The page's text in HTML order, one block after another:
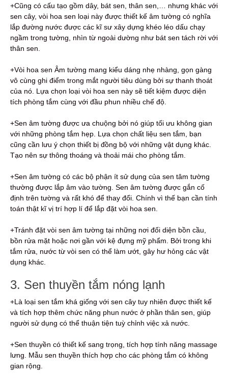
+Cũng có cấu tạo gồm dây, bát sen, thân sen,… nhưng khác với
sen cây, vòi hoa sen loại này được thiết kế âm tường có nghĩa
lắp đường nước được các kĩ sư xây dựng khéo léo dấu chạy
ngầm trong tường, nhìn từ ngoài dường như bát sen tách rời với
thân sen.
+Vòi hoa sen Âm tường mang kiểu dáng nhẹ nhàng, gọn gàng
vô cùng ghi điểm trong mắt người tiêu dùng bởi sự thanh thoát
của nó. Lựa chọn loại vòi hoa sen này sẽ tiết kiệm được diện
tích phòng tắm cùng với đầu phun nhiều chế độ.
+Sen âm tường được ưa chuộng bởi nó giúp tối ưu không gian
với những phòng tắm hẹp. Lựa chọn chất liệu sen tắm, bạn
cũng cần lưu ý chọn thiết bị đồng bộ với những vật dụng khác.
Tạo nên sự thông thoáng và thoải mái cho phòng tắm.
+Sen âm tường có các bộ phận ít sử dụng của sen tâm tường
thường được lắp âm vào tường. Sen âm tường được gắn cố
định trên tường và rất khó để thay đổi. Chính vì thế bạn cần tính
toán thật kĩ vị trí hợp lí để lắp đặt vòi hoa sen.
+Tránh đặt vòi sen âm tường tại những nơi đối diện bồn cầu,
bồn rửa mặt hoặc nơi gần với kệ đựng mỹ phẩm. Bởi trong khi
tắm rửa, nước từ vòi sen có thể làm ướt, gây hư hỏng các vật
dụng khác.
3. Sen thuyền tắm nóng lạnh
+Là loại sen tắm khá giống với sen cây tuy nhiên được thiết kế
và tích hợp thêm chức năng phun nước ở phần thân sen, giúp
người sử dụng có thể thuận tiện tuỳ chỉnh việc xả nước.
+Sen thuyền có thiết kế sang trọng, tích hợp tính năng massage
lưng. Mẫu sen thuyền thích hợp cho các phòng tắm có không
gian rộng.